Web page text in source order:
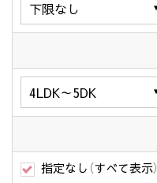
指定なし（すべて表示）